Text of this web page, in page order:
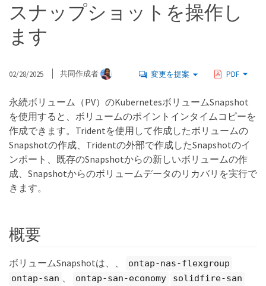
スナップショットを操作し
ます
02/28/2025 共同作成者 変更を提案 PDF
永続ボリューム（PV）のKubernetesボリュームSnapshot
を使用すると、ボリュームのポイントインタイムコピーを
作成できます。Tridentを使用して作成したボリュームの
Snapshotの作成、Tridentの外部で作成したSnapshotのイ
ンポート、既存のSnapshotからの新しいボリュームの作
成、Snapshotからのボリュームデータのリカバリを実行で
きます。
概要
ボリュームSnapshotは、、
ontap-nas-flexgroup
ontap-san 、 ontap-san-economy solidfire-san